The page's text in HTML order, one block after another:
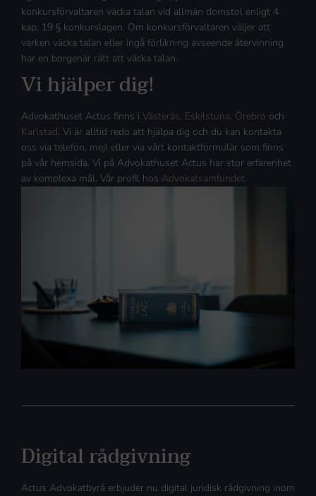
konkursförvaltaren väcka talan vid allmän domstol enligt 4
kap. 19 § konkurslagen. Om konkursförvaltaren väljer att
varken väcka talan eller ingå förlikning avseende återvinning
har en borgenär rätt att väcka talan.
Vi hjälper dig!
Advokathuset Actus finns i Västerås, Eskilstuna, Örebro och
Karlstad. Vi är alltid redo att hjälpa dig och du kan kontakta
oss via telefon, mejl eller via vårt kontaktformulär som finns
på vår hemsida. Vi på Advokathuset Actus har stor erfarenhet
av komplexa mål. Vår profil hos Advokatsamfundet.
Digital rådgivning
Actus Advokatbyrå erbjuder nu digital juridisk rådgivning inom